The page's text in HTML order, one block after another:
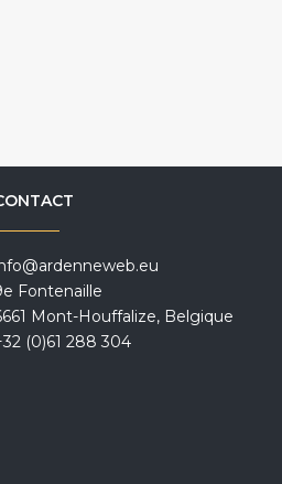
Fontenaille
Mont-Houffalize, Belgique
(0)61 288 304